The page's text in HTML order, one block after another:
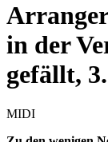
in der
gefällt,
MIDI